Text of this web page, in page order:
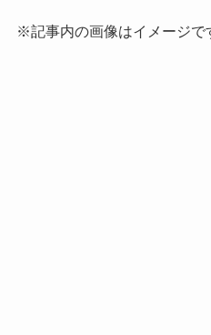
※記事内の画像はイメージで